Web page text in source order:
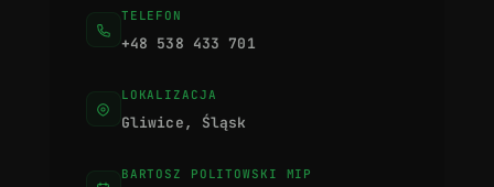
TELEFON
+48 538 433 701
LOKALIZACJA
Gliwice, Śląsk
BARTOSZ POLITOWSKI MIP